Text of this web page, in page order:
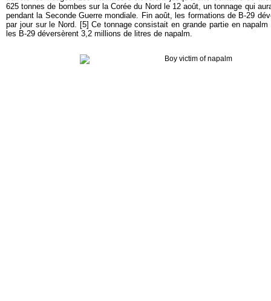
625 tonnes de bombes sur la Corée du Nord le 12 août, un tonnage qui
pendant la Seconde Guerre mondiale. Fin août, les formations de B-29
par jour sur le Nord. [5] Ce tonnage consistait en grande partie en
les B-29 déversèrent 3,2 millions de litres de napalm.